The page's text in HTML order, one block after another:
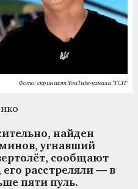
Фото: скриншот YouTube-канала "ТСН"
найден
угнавший
сообщают
расстреляли — в
пяти пуль.